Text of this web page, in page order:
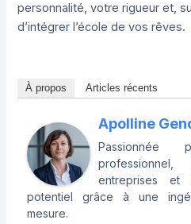
personnalité, votre rigueur et,
d’intégrer l’école de vos rêves.
À propos Articles récents
Apolline
Passionnée
entreprises
potentiel grâce à une
mesure.